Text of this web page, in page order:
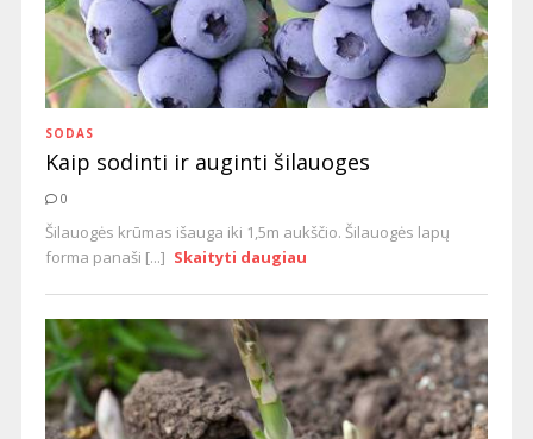
SODAS
Kaip sodinti ir auginti šilauoges
0
Šilauogės krūmas išauga iki 1,5m aukščio. Šilauogės lapų
forma panaši [...] Skaityti daugiau